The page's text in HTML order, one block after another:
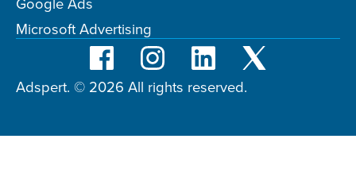
Microsoft Advertising
Adspert. © 2026 All rights reserved.